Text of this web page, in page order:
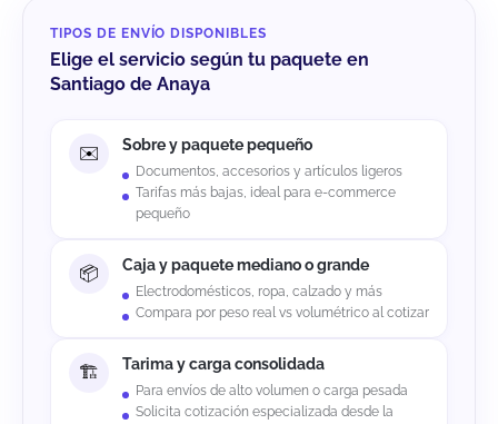
TIPOS DE ENVÍO DISPONIBLES
Elige el servicio según tu paquete en
Santiago de Anaya
Sobre y paquete pequeño
Documentos, accesorios y artículos ligeros
Tarifas más bajas, ideal para e-commerce
pequeño
Caja y paquete mediano o grande
Electrodomésticos, ropa, calzado y más
Compara por peso real vs volumétrico al cotizar
Tarima y carga consolidada
Para envíos de alto volumen o carga pesada
Solicita cotización especializada desde la